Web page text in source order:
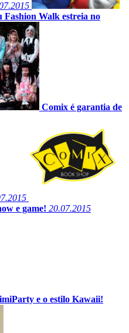
Walk estreia no
Comix é garantia de
e game! 20.07.2015
e o estilo Kawaii!